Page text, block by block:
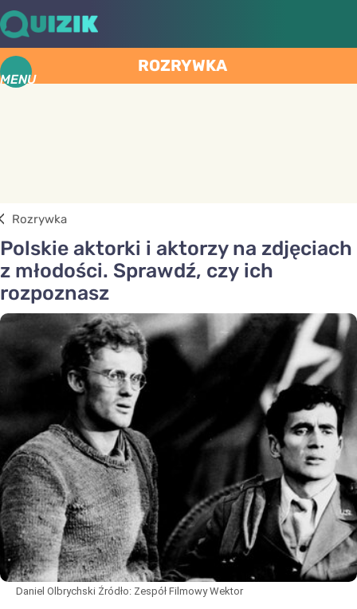
MENU
ROZRYWKA
Rozrywka
Polskie aktorki i aktorzy na zdjęciach
z młodości. Sprawdź, czy ich
rozpoznasz
Daniel Olbrychski Źródło: Zespół Filmowy Wektor